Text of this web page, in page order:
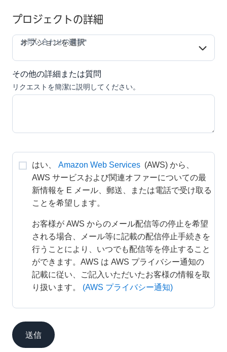
プロジェクトの詳細
お問い合わせの種類*
オプションを選択
その他の詳細または質問
リクエストを簡潔に説明してください。
はい、 Amazon Web Services (AWS) から、
AWS サービスおよび関連オファーについての最
新情報を E メール、郵送、または電話で受け取る
ことを希望します。
お客様が AWS からのメール配信等の停止を希望
される場合、メール等に記載の配信停止手続きを
行うことにより、いつでも配信等を停止すること
ができます。AWS は AWS プライバシー通知の
記載に従い、ご記入いただいたお客様の情報を取
り扱います。
(AWS プライバシー通知)
送信